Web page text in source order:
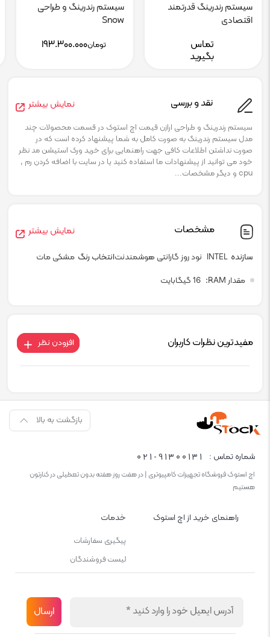
سیستم رندرینگ قدرتمند
اقتصادی
تماس
بگیرید
سیستم رندرینگ و طراحی
Snow
تومان۱۹۳.۳۰۰.۰۰۰
نقد و بررسی نمایش بیشتر
سیستم رندرینگ و طراحی ارازن قیمت اچ استوک در قسمت محصولات چند
مدل سیستم رندرینگ به صورت کامل به شما پیشنهاد کرده است که در
صورت نداشتن اطلاعات کافی جهت راهنمایی برای خرید ورک استیشن مد نظر
خود می توانید از پیشنهادات ما استفاده کنید یا در سایت با اضافه کردن رم ,
cpu و دیگر مشخصات...
مشخصات نمایش بیشتر
سازنده INTEL نود روز گارانتی هوشمندنتانتخاب رنگ مشکی مات
مقدار RAM
16 گیگابایت
مفیدترین نظرات کاربران افزودن نظر
بازگشت به بالا
شماره تماس : 021-91300131
اچ استوک فروشگاه تجهیزات کامپیوتری | در هفت روز هفته بدون تعطیلی در کنارتون
هستیم
راهنمای خرید از اچ استوک خدمات
پیگیری سفارشات
لیست فروشندگان